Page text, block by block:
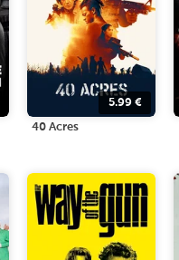
5.99 €
40 Acres